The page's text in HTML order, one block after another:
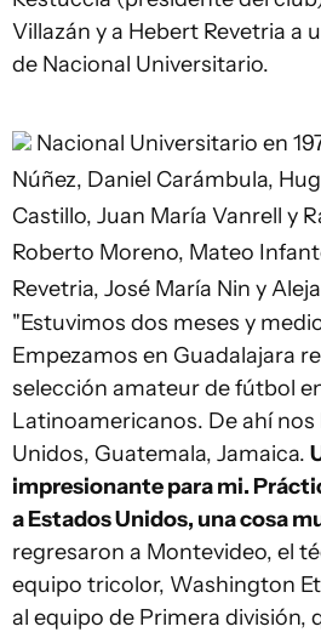
Villazán y a Hebert Revetria a
de Nacional Universitario.
Nacional Universitario en
Núñez, Daniel Carámbula,
Castillo, Juan María Vanrell y
Roberto Moreno, Mateo
Revetria, José María Nin y
"Estuvimos dos meses y
Empezamos en Guadalajara
selección amateur de fútbol
Latinoamericanos. De ahí nos
Unidos, Guatemala, Jamaica.
impresionante para mi.
a Estados Unidos, una cosa
regresaron a Montevideo, el
equipo tricolor, Washington
al equipo de Primera división,